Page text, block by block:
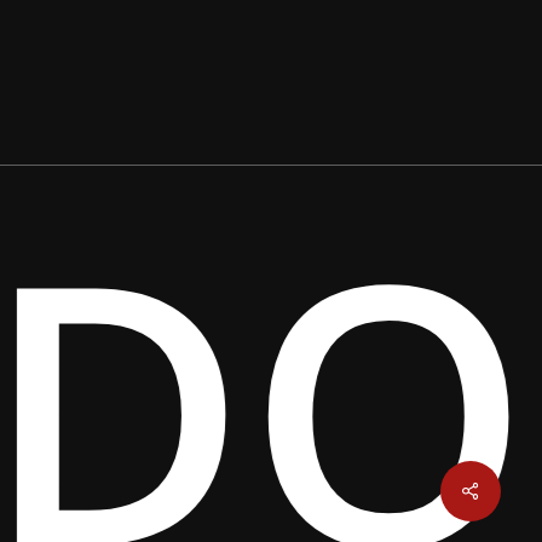
Share